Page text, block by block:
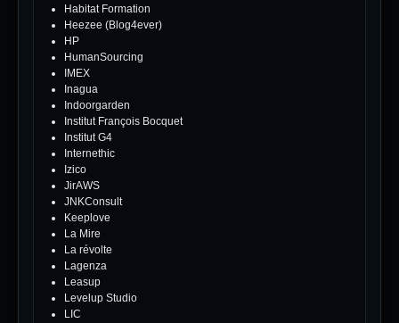
Habitat Formation
Heezee (Blog4ever)
HP
HumanSourcing
IMEX
Inagua
Indoorgarden
Institut François Bocquet
Institut G4
Internethic
Izico
JirAWS
JNKConsult
Keeplove
La Mire
La révolte
Lagenza
Leasup
Levelup Studio
LIC